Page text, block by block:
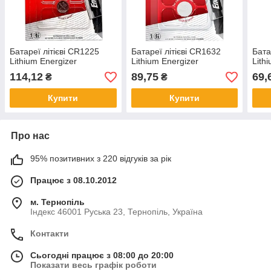
Батареї літієві CR1225
Lithium Energizer
114,12 ₴
Купити
Батареї літієві CR1632
Lithium Energizer
89,75₴
Купити
Про нас
95% позитивних з 220 відгуків за рік
Працює з 08.10.2012
м. Тернопіль
Індекс 46001 Руська 23, Тернопіль, Україна
Контакти
Сьогодні працює з 08:00 до 20:00
Показати весь графік роботи